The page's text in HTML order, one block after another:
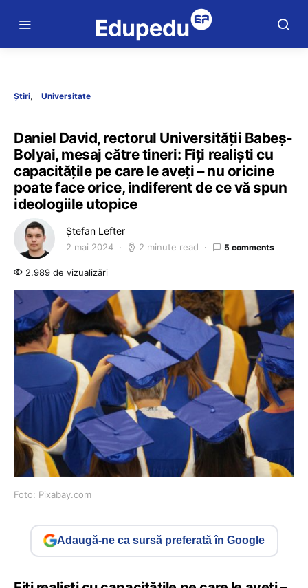
Știri Universitate
Daniel David, rectorul Universității Babeș-
Bolyai, mesaj către tineri: Fiți realiști cu
capacitățile pe care le aveți – nu oricine
poate face orice, indiferent de ce vă spun
ideologiile utopice
Ștefan Lefter
2 mai 2024 2 minute read 5 comments
2.989 de vizualizări
Foto: Pixabay.com
Adaugă-ne ca sursă preferată în Google